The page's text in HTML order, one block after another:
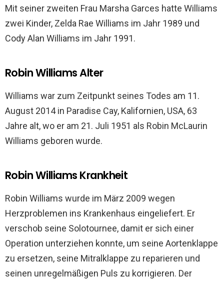
Mit seiner zweiten Frau Marsha Garces hatte Williams
zwei Kinder, Zelda Rae Williams im Jahr 1989 und
Cody Alan Williams im Jahr 1991.
Robin Williams Alter
Williams war zum Zeitpunkt seines Todes am 11.
August 2014 in Paradise Cay, Kalifornien, USA, 63
Jahre alt, wo er am 21. Juli 1951 als Robin McLaurin
Williams geboren wurde.
Robin Williams Krankheit
Robin Williams wurde im März 2009 wegen
Herzproblemen ins Krankenhaus eingeliefert. Er
verschob seine Solotournee, damit er sich einer
Operation unterziehen konnte, um seine Aortenklappe
zu ersetzen, seine Mitralklappe zu reparieren und
seinen unregelmäßigen Puls zu korrigieren. Der